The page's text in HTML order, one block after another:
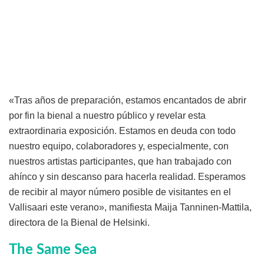
«Tras años de preparación, estamos encantados de abrir
por fin la bienal a nuestro público y revelar esta
extraordinaria exposición. Estamos en deuda con todo
nuestro equipo, colaboradores y, especialmente, con
nuestros artistas participantes, que han trabajado con
ahínco y sin descanso para hacerla realidad. Esperamos
de recibir al mayor número posible de visitantes en el
Vallisaari este verano», manifiesta Maija Tanninen-Mattila,
directora de la Bienal de Helsinki.
The Same Sea